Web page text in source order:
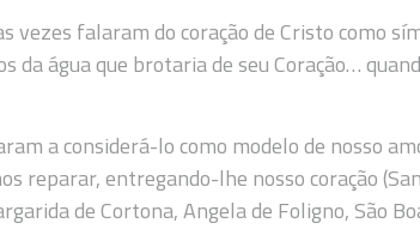
vezes falaram do coração de Cristo como
da água que brotaria de seu Coração…
a considerá-lo como modelo de nosso
reparar, entregando-lhe nosso coração
de Cortona, Angela de Foligno, São